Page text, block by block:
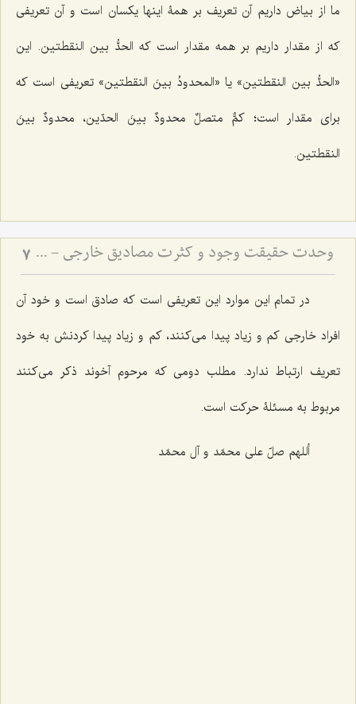
ما از بیاض داریم آن تعریف بر همۀ اینها یکسان است و آن تعریفى
که از مقدار داریم بر همه مقدار است که الحدُّ بین النقطتین. این
«الحدُّ بین النقطتین» یا «المحدودُ بینَ النقطتین» تعریفى است که
براى مقدار است؛ کمٌّ متصلٌ محدودٌ بینَ الحدّین، محدودٌ بینَ
النقطتین.
وحدت حقیقت وجود و کثرت مصادیق خارجی - تبیین دیدگاه رواقیون در عدم اختلاف انواع در مراتب وجود 7
در تمام این موارد این تعریفى است که صادق است و خود آن
افراد خارجى کم و زیاد پیدا مى‌کنند، کم و زیاد پیدا کردنش به خود
تعریف ارتباط ندارد. مطلب دومى که مرحوم آخوند ذکر مى‌‌کنند
مربوط به مسئلۀ حرکت است.
أللهم صلّ علی محمّد و آل محمّد